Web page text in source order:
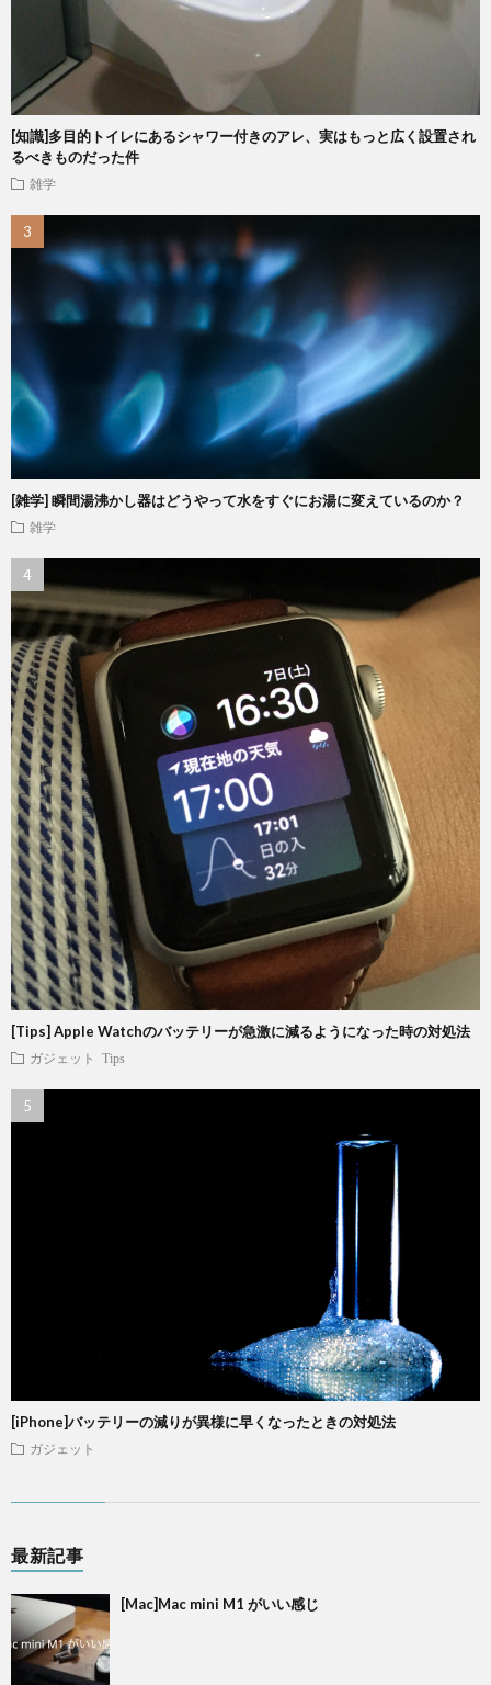
[知識]多目的トイレにあるシャワー付きのアレ、実はもっと広く設置され
るべきものだった件
雑学
[雑学] 瞬間湯沸かし器はどうやって水をすぐにお湯に変えているのか？
雑学
[Tips] Apple Watchのバッテリーが急激に減るようになった時の対処法
ガジェット Tips
[iPhone]バッテリーの減りが異様に早くなったときの対処法
ガジェット
最新記事
[Mac]Mac mini M1 がいい感じ